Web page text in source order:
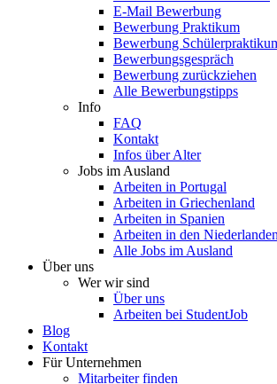
E-Mail Bewerbung
Bewerbung Praktikum
Bewerbung
Bewerbungsgespräch
Bewerbung zurückziehen
Alle Bewerbungstipps
Info
FAQ
Kontakt
Infos über Alter
Jobs im Ausland
Arbeiten in Portugal
Arbeiten in Griechenland
Arbeiten in Spanien
Arbeiten in den Niederlanden
Alle Jobs im Ausland
Über uns
Wer wir sind
Über uns
Arbeiten bei StudentJob
Blog
Kontakt
Für Unternehmen
Mitarbeiter finden